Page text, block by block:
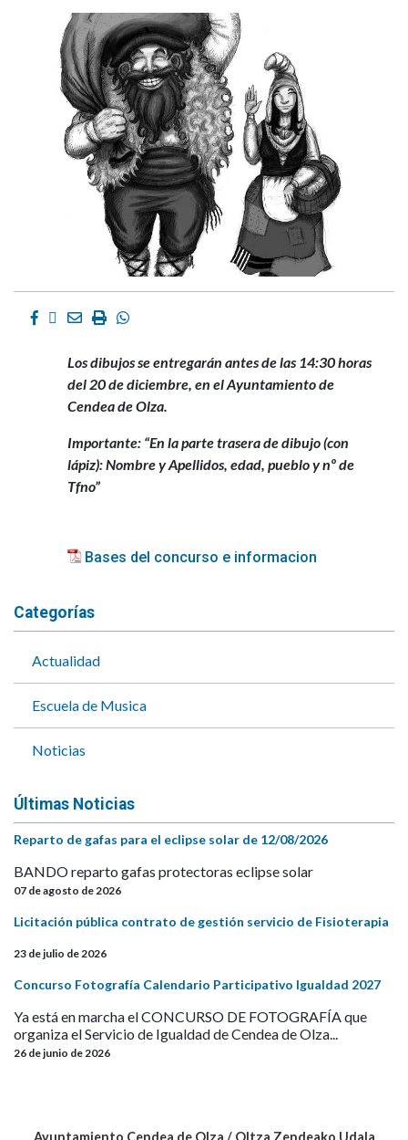
Facebook
Twitter
EmailImprimirWhatsapp
Los dibujos se entregarán antes de las 14:30 horas
del 20 de diciembre, en el Ayuntamiento de
Cendea de Olza.
Importante: “En la parte trasera de dibujo (con
lápiz): Nombre y Apellidos, edad, pueblo y nº de
Tfno”
Bases del concurso e informacion
Categorías
Actualidad
Escuela de Musica
Noticias
Últimas Noticias
Reparto de gafas para el eclipse solar de 12/08/2026
BANDO reparto gafas protectoras eclipse solar
07 de agosto de 2026
Licitación pública contrato de gestión servicio de Fisioterapia
23 de julio de 2026
Concurso Fotografía Calendario Participativo Igualdad 2027
Ya está en marcha el CONCURSO DE FOTOGRAFÍA que
organiza el Servicio de Igualdad de Cendea de Olza...
26 de junio de 2026